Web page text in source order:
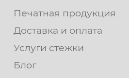
Печатная продукция
Доставка и оплата
Услуги стежки
Блог